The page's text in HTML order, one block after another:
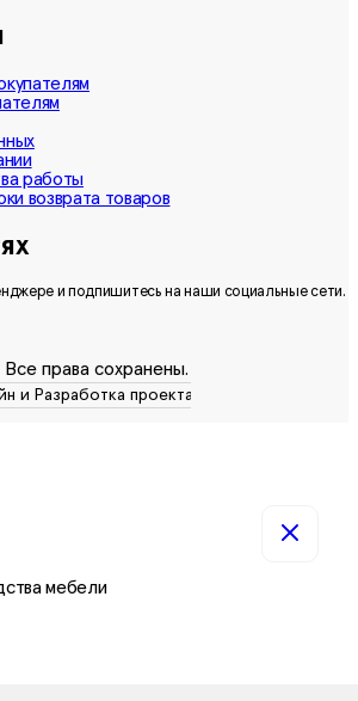
работы
возврата товаров
и подпишитесь на наши социальные сети.
права сохранены.
мебели